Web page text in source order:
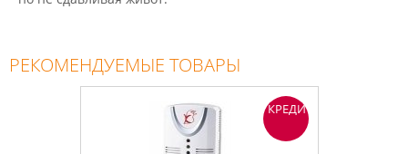
РЕКОМЕНДУЕМЫЕ ТОВАРЫ
КРЕДИТ